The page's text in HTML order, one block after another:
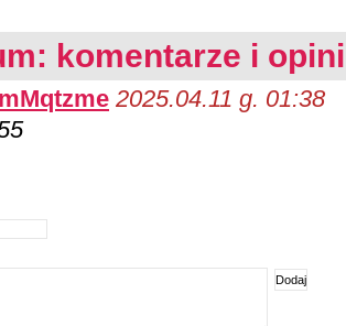
komentarze i
2025.04.11 g. 01:38